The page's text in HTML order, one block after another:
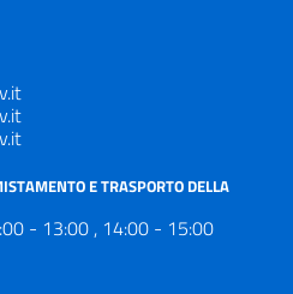
E TRASPORTO DELLA
- 13:00 , 14:00 - 15:00